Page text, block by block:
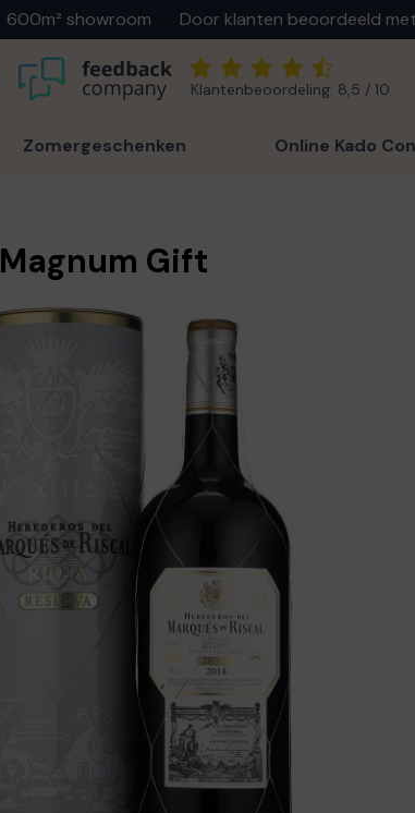
600m² showroom Door klanten beoordeeld
Klantenbeoordeling: 8,5 / 10
Zomergeschenken Online Kado
Gift